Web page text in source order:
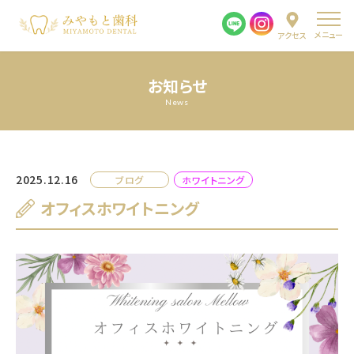
アクセス メニュー
お知らせ
News
2025.12.16 ブログ ホワイトニング
オフィスホワイトニング